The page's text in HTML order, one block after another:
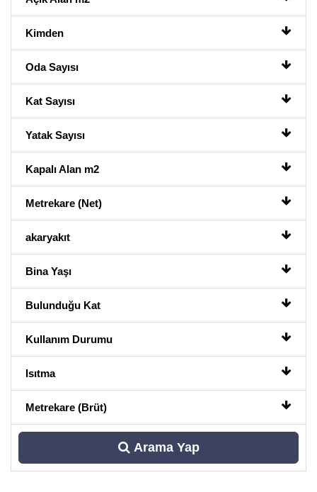
Kimden
Oda Sayısı
Kat Sayısı
Yatak Sayısı
Kapalı Alan m2
Metrekare (Net)
akaryakıt
Bina Yaşı
Bulunduğu Kat
Kullanım Durumu
Isıtma
Metrekare (Brüt)
Arama Yap